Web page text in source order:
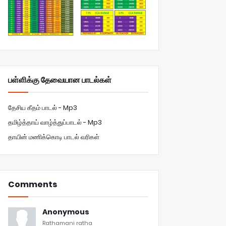
பள்ளிக்கு தேவையான பாடல்கள்
தேசிய கீதம் பாடல் - Mp3
தமிழ்த்தாய் வாழ்த்துப்பாடல் - Mp3
தாயின் மணிக்கொடி பாடல் வரிகள்
Comments
Anonymous
Rathamani ratha